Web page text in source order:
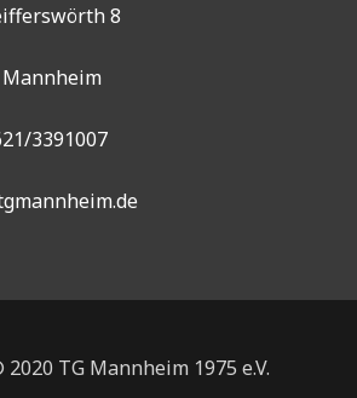
8
Mannheim
3391007
TG Mannheim 1975 e.V.